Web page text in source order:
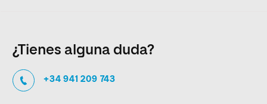
¿Tienes alguna duda?
+34 941 209 743